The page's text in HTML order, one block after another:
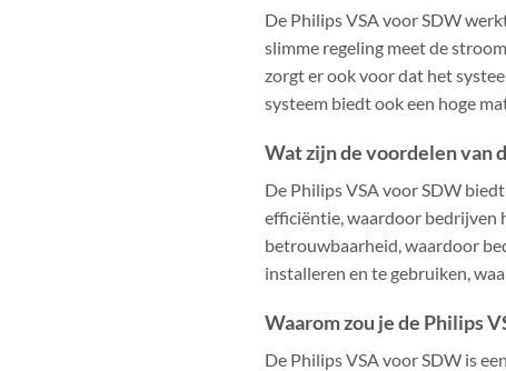
De Philips VSA voor SDW
slimme regeling meet de
zorgt er ook voor dat het
systeem biedt ook een hoge
Wat zijn de voordelen van
De Philips VSA voor SDW
efficiëntie, waardoor bedrijven
betrouwbaarheid, waardoor
installeren en te gebruiken,
Waarom zou je de Philips
De Philips VSA voor SDW is